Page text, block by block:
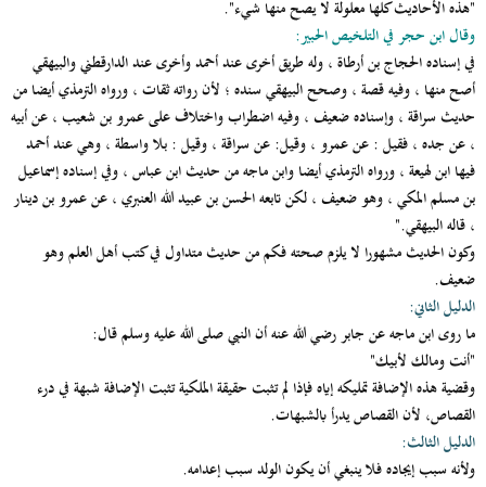
"هذه الأحاديث كلها معلولة لا يصح منها شيء".
وقال ابن حجر في التلخيص الحبير:
في إسناده الحجاج بن أرطاة ، وله طريق أخرى عند أحمد وأخرى عند الدارقطني والبيهقي
أصح منها ، وفيه قصة ، وصحح البيهقي سنده ؛ لأن رواته ثقات ، ورواه الترمذي أيضا من
حديث سراقة ، وإسناده ضعيف ، وفيه اضطراب واختلاف على عمرو بن شعيب ، عن أبيه
، عن جده ، فقيل : عن عمرو ، وقيل: عن سراقة ، وقيل : بلا واسطة ، وهي عند أحمد
فيها ابن لهيعة ، ورواه الترمذي أيضا وابن ماجه من حديث ابن عباس ، وفي إسناده إسماعيل
بن مسلم المكي ، وهو ضعيف ، لكن تابعه الحسن بن عبيد الله العنبري ، عن عمرو بن دينار
، قاله البيهقي."
وكون الحديث مشهورا لا يلزم صحته فكم من حديث متداول في كتب أهل العلم وهو
ضعيف.
الدليل الثاني:
ما روى ابن ماجه عن جابر رضي الله عنه أن النبي صلى الله عليه وسلم قال:
"أنت ومالك لأبيك"
وقضية هذه الإضافة تمليكه إياه فإذا لم تثبت حقيقة الملكية تثبت الإضافة شبهة في درء
القصاص، لأن القصاص يدرأ بالشبهات.
الدليل الثالث:
ولأنه سبب إيجاده فلا ينبغي أن يكون الولد سبب إعدامه.